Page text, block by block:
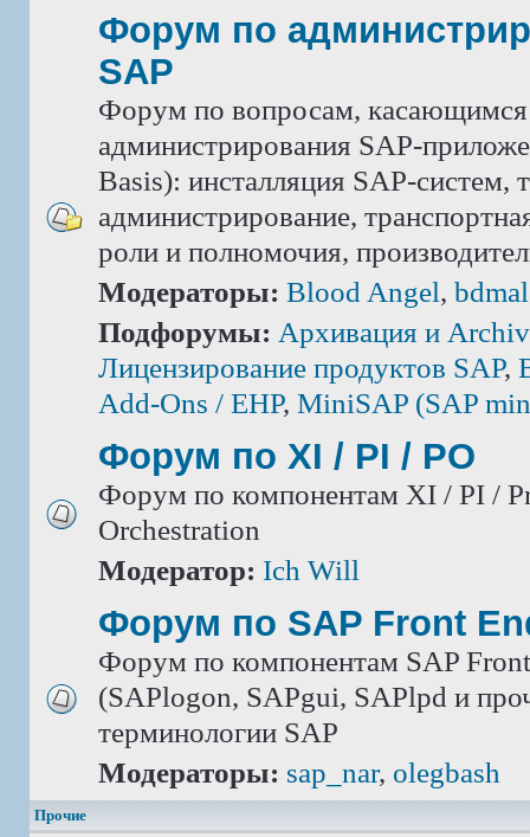
Форум по
SAP
Форум по вопросам, касающимся
администрирования SAP-
Basis): инсталляция SAP-систем,
администрирование,
роли и полномочия,
Модераторы: Blood Angel,
Подфорумы: Архивация и
Лицензирование продуктов SAP,
Add-Ons / ЕНР, MiniSAP (SAP
Форум по XI / PI / РО
Форум по компонентам XI / PI /
Orchestration
Модератор: Ich Will
Форум по SAP Front
Форум по компонентам SAP
(SAPlogon, SAPgui, SAPlpd и
терминологии SAP
Модераторы: sap_nar, olegbash
Прочие